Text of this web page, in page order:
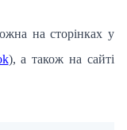
на сторінках у
), а також на сайті